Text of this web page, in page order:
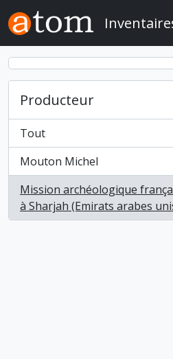
Skip to main content
Producteur
Tout
Mouton Michel
, 1 résultats
Mission archéologique
à Sharjah (Emirats arabes
, 1 résultats